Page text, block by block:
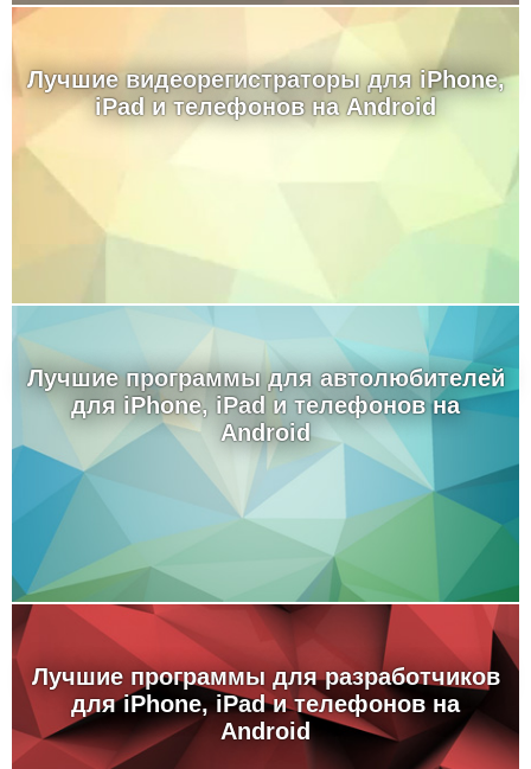
Лучшие видеорегистраторы для iPhone,
iPad и телефонов на Android
Лучшие программы для автолюбителей
для iPhone, iPad и телефонов на
Android
Лучшие программы для разработчиков
для iPhone, iPad и телефонов на
Android